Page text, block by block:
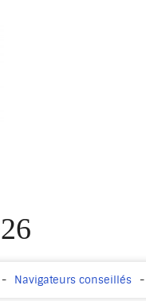
Navigateurs conseillés